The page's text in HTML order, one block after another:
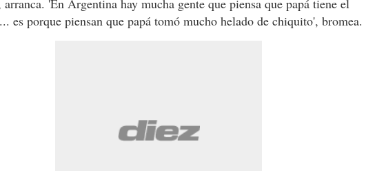
'En Argentina hay mucha gente que piensa que papá tiene el
es porque piensan que papá tomó mucho helado de chiquito', bromea.